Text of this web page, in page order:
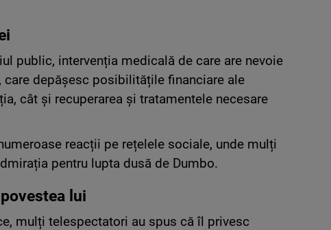
public, intervenția medicală de care are nevoie
depășesc posibilitățile financiare ale
cât și recuperarea și tratamentele necesare
reacții pe rețelele sociale, unde mulți
pentru lupta dusă de Dumbo.
lui
mulți telespectatori au spus că îl privesc